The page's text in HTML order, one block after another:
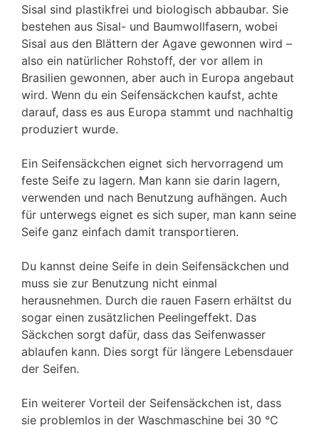
Sisal sind plastikfrei und biologisch abbaubar. Sie
bestehen aus Sisal- und Baumwollfasern, wobei
Sisal aus den Blättern der Agave gewonnen wird –
also ein natürlicher Rohstoff, der vor allem in
Brasilien gewonnen, aber auch in Europa angebaut
wird. Wenn du ein Seifensäckchen kaufst, achte
darauf, dass es aus Europa stammt und nachhaltig
produziert wurde.
Ein Seifensäckchen eignet sich hervorragend um
feste Seife zu lagern. Man kann sie darin lagern,
verwenden und nach Benutzung aufhängen. Auch
für unterwegs eignet es sich super, man kann seine
Seife ganz einfach damit transportieren.
Du kannst deine Seife in dein Seifensäckchen und
muss sie zur Benutzung nicht einmal
herausnehmen. Durch die rauen Fasern erhältst du
sogar einen zusätzlichen Peelingeffekt. Das
Säckchen sorgt dafür, dass das Seifenwasser
ablaufen kann. Dies sorgt für längere Lebensdauer
der Seifen.
Ein weiterer Vorteil der Seifensäckchen ist, dass
sie problemlos in der Waschmaschine bei 30 °C